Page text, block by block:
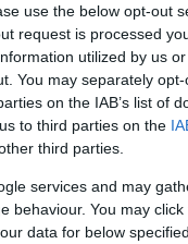
use the below opt-out
request is processed
utilized by us
You may separately
on the IAB’s list of
to third parties on the
third parties.
services and may
behaviour. You may
data for below
ΔΕΛΤΊΟ
–
αξίας 12.000
PTOLEMEOS TEAM